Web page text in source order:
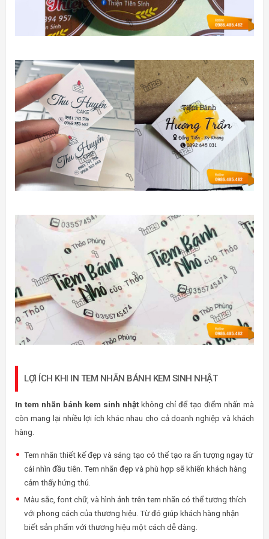
LỢI ÍCH KHI IN TEM NHÃN BÁNH KEM SINH NHẬT
In tem nhãn bánh kem sinh nhậtkhông chỉ để tạo điểm nhấn mà
còn mang lại nhiều lợi ích khác nhau cho cả doanh nghiệp và khách
hàng.
Tem nhãn thiết kế đẹp và sáng tạo có thể tạo ra ấn tượng ngay từ
cái nhìn đầu tiên. Tem nhãn đẹp và phù hợp sẽ khiến khách hàng
cảm thấy hứng thú.
Màu sắc, font chữ, và hình ảnh trên tem nhãn có thể tương thích
với phong cách của thương hiệu. Từ đó giúp khách hàng nhận
biết sản phẩm với thương hiệu một cách dễ dàng.